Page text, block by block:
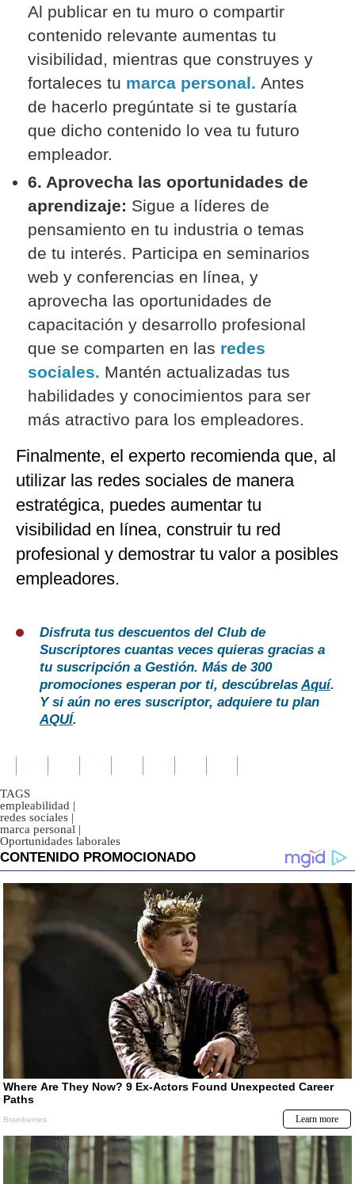
Al publicar en tu muro o compartir
contenido relevante aumentas tu
visibilidad, mientras que construyes y
fortaleces tu marca personal. Antes
de hacerlo pregúntate si te gustaría
que dicho contenido lo vea tu futuro
empleador.
6. Aprovecha las oportunidades de
aprendizaje: Sigue a líderes de
pensamiento en tu industria o temas
de tu interés. Participa en seminarios
web y conferencias en línea, y
aprovecha las oportunidades de
capacitación y desarrollo profesional
que se comparten en las redes
sociales. Mantén actualizadas tus
habilidades y conocimientos para ser
más atractivo para los empleadores.
Finalmente, el experto recomienda que, al
utilizar las redes sociales de manera
estratégica, puedes aumentar tu
visibilidad en línea, construir tu red
profesional y demostrar tu valor a posibles
empleadores.
Disfruta tus descuentos del Club de
Suscriptores cuantas veces quieras gracias a
tu suscripción a Gestión. Más de 300
promociones esperan por ti, descúbrelasAquí.
Y si aún no eres suscriptor, adquiere tu plan
AQUÍ.
TAGS
empleabilidad |
redes sociales |
marca personal |
Oportunidades laborales